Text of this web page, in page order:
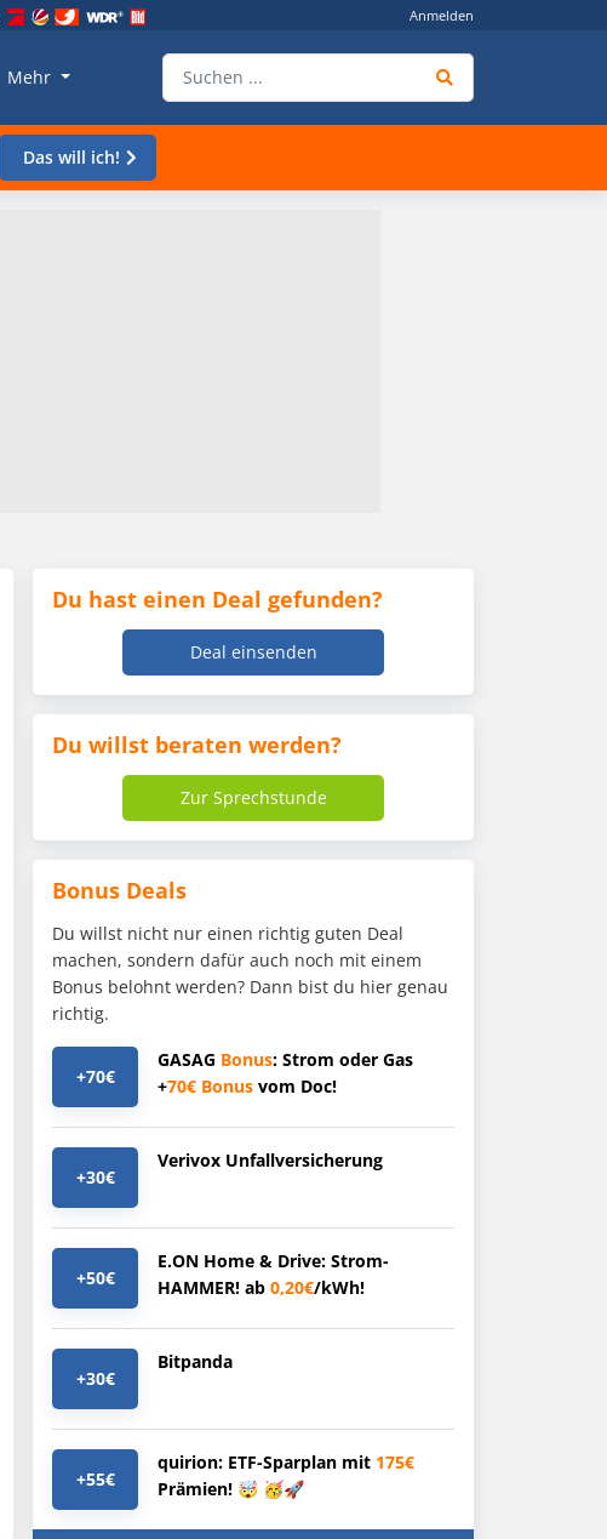
Anmelden
Mehr
Das will ich!
Du hast einen Deal gefunden?
Deal einsenden
Du willst beraten werden?
Zur Sprechstunde
Bonus Deals
Du willst nicht nur einen richtig guten Deal
machen, sondern dafür auch noch mit einem
Bonus belohnt werden? Dann bist du hier genau
richtig.
+70€
GASAG Bonus: Strom oder Gas
+70€ Bonus vom Doc!
+30€
Verivox Unfallversicherung
+50€
E.ON Home & Drive: Strom-
HAMMER! ab 0,20€/kWh!
+30€
Bitpanda
+55€
quirion: ETF-Sparplan mit 175€
Prämien! 🤯 🥳🚀